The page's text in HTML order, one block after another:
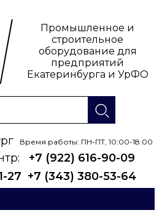
Промышленное и
строительное
оборудование для
предприятий
Екатеринбурга и УрФО
Время работы: ПН-ПТ, 10:00-18:00
+7 (922) 616-90-09
27 +7 (343) 380-53-64